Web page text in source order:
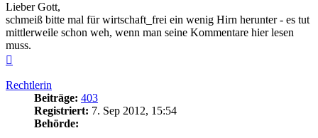
Lieber Gott,
schmeiß bitte mal für wirtschaft_frei ein wenig Hirn herunter - es tut
mittlerweile schon weh, wenn man seine Kommentare hier lesen
muss.
Rechtlerin
Beiträge: 403
Registriert: 7. Sep 2012, 15:54
Behörde: